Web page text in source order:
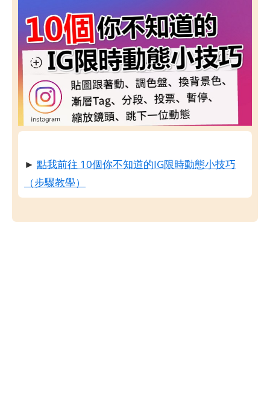
► 點我前往 10個你不知道的IG限時動態小技巧
（步驟教學）